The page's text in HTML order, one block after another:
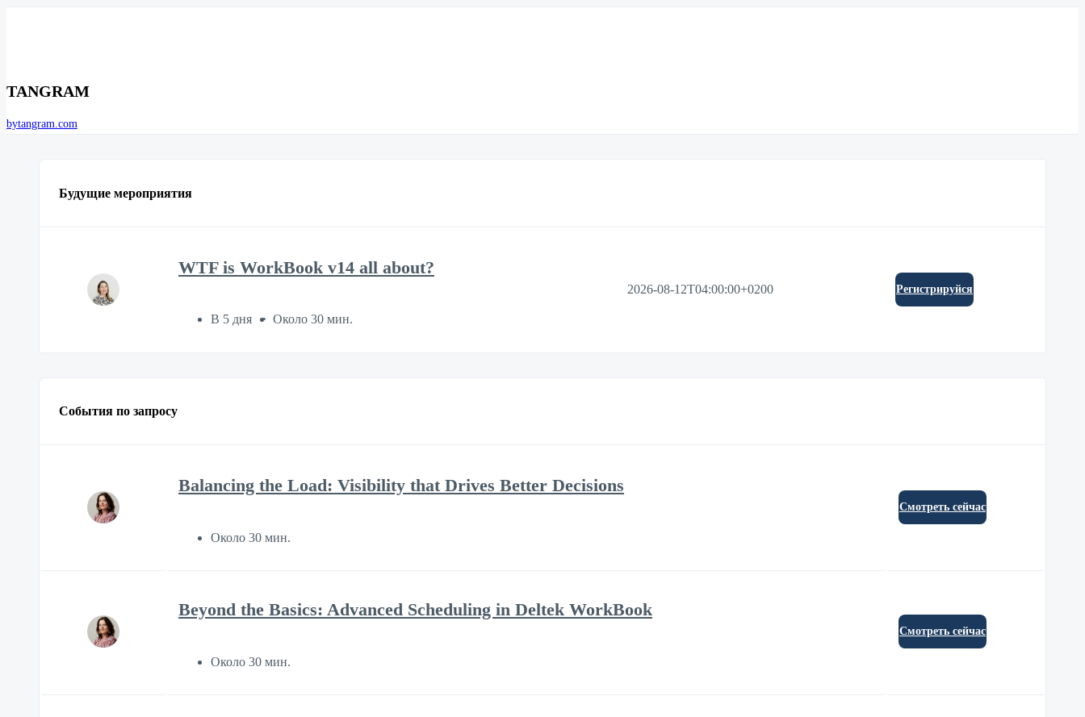
TANGRAM
bytangram.com
Будущие мероприятия
WTF is WorkBook v14 all about?
В 5 дня Около 30 мин.
2026-08-12T04:00:00+0200 Регистрируйся
События по запросу
Balancing the Load: Visibility that Drives Better Decisions
Около 30 мин.
Смотреть сейчас
Beyond the Basics: Advanced Scheduling in Deltek WorkBook
Около 30 мин.
Смотреть сейчас